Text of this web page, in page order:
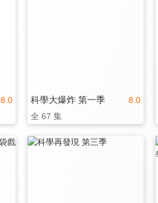
8.0 8.0
科學大爆炸 第一季
全 67 集